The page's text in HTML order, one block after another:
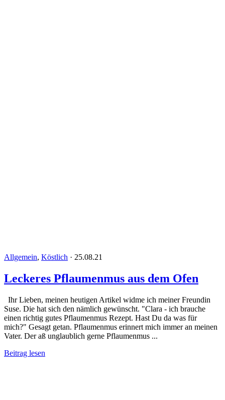
Allgemein, Köstlich · 25.08.21
Leckeres Pflaumenmus aus dem Ofen
Ihr Lieben, meinen heutigen Artikel widme ich meiner Freundin
Suse. Die hat sich den nämlich gewünscht. "Clara - ich brauche
einen richtig gutes Pflaumenmus Rezept. Hast Du da was für
mich?" Gesagt getan. Pflaumenmus erinnert mich immer an meinen
Vater. Der aß unglaublich gerne Pflaumenmus ...
Beitrag lesen